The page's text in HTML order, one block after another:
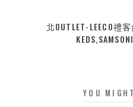
台北OUTLET-LEECO
YOU